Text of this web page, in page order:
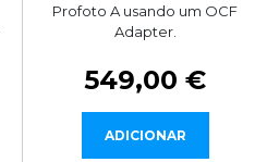
Profoto A usando um OCF
Adapter.
549,00 €
ADICIONAR